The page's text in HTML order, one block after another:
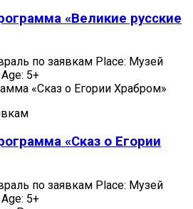
«Великие русские
по заявкам Place: Музей
5+
«Сказ о Егории Храбром»
«Сказ о Егории
по заявкам Place: Музей
5+